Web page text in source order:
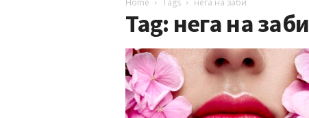
Home Tags нега на заби
Tag: нега на заби